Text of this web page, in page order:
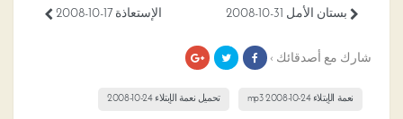
الإستعاذة 17-10-2008 بستان الأمل 31-10-2008
شارك مع أصدقائك ›
نعمة الإبتلاء 24-10-2008 mp3 تحميل نعمة الإبتلاء 24-10-2008